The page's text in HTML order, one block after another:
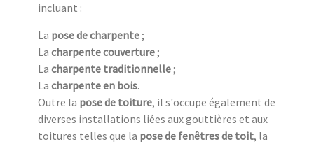
incluant :
La pose de charpente;
La charpente couverture;
La charpente traditionnelle;
La charpente en bois.
Outre la pose de toiture, il s'occupe également de
diverses installations liées aux gouttières et aux
toitures telles que la pose de fenêtres de toit, la